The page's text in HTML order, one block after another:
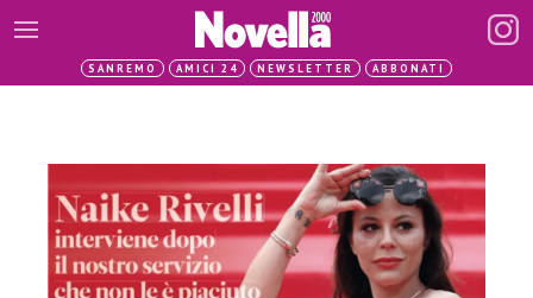
SANREMO AMICI 24 NEWSLETTER ABBONATI